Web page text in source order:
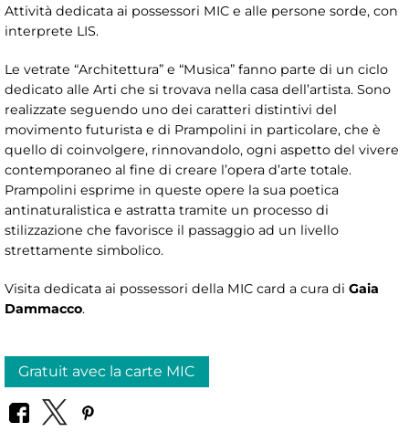
Attività dedicata ai possessori MIC e alle persone sorde, con
interprete LIS.
Le vetrate “Architettura” e “Musica” fanno parte di un ciclo
dedicato alle Arti che si trovava nella casa dell’artista. Sono
realizzate seguendo uno dei caratteri distintivi del
movimento futurista e di Prampolini in particolare, che è
quello di coinvolgere, rinnovandolo, ogni aspetto del vivere
contemporaneo al fine di creare l’opera d’arte totale.
Prampolini esprime in queste opere la sua poetica
antinaturalistica e astratta tramite un processo di
stilizzazione che favorisce il passaggio ad un livello
strettamente simbolico.
Visita dedicata ai possessori della MIC card a cura di Gaia
Dammacco.
Gratuit avec la carte MIC